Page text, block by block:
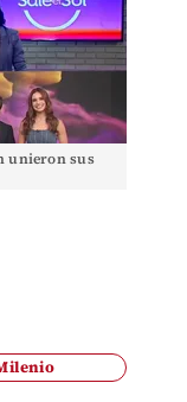
unieron sus